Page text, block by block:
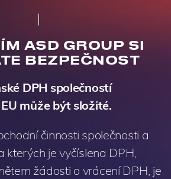
ASD GROUP SI
BEZPEČNOST
DPH společností
může být složité.
činnosti společnosti a
kterých je vyčíslena DPH,
žádosti o vrácení DPH, je